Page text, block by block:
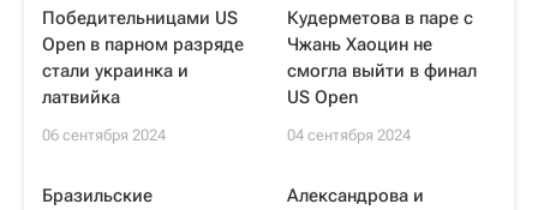
Победительницами US
Open в парном разряде
стали украинка и
латвийка
06 сентября 2024
Кудерметова в паре c
Чжань Хаоцин не
смогла выйти в финал
US Open
04 сентября 2024
Бразильские
Александрова и